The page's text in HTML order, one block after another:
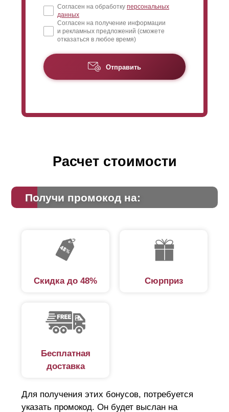
Согласен на обработку персональных
данных
Согласен на получение информации
и рекламных предложений (сможете
отказаться в любое время)
Отправить
Расчет стоимости
Получи промокод на:
Скидка до 48% Сюрприз
Бесплатная
доставка
Для получения этих бонусов, потребуется
указать промокод. Он будет выслан на